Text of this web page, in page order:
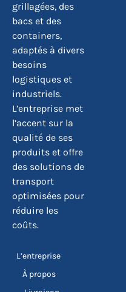
grillagées, des
bacs et des
containers,
adaptés à divers
besoins
logistiques et
industriels.
L’entreprise met
l’accent sur la
qualité de ses
produits et offre
des solutions de
transport
optimisées pour
réduire les
coûts.
L’entreprise
À propos